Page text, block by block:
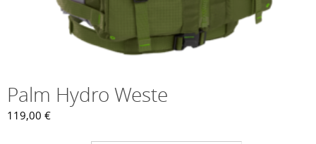
Palm Hydro Weste
119,00 €